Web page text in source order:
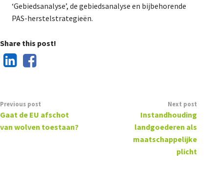
‘Gebiedsanalyse’, de gebiedsanalyse en bijbehorende
PAS-herstelstrategieën.
Share this post!
Previous post
Gaat de EU afschot
van wolven toestaan?
Next post
Instandhouding
landgoederen als
maatschappelijke
plicht